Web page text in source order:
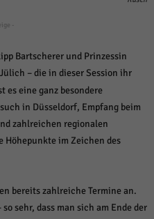
-
Bartscherer und Prinzessin
– die in dieser Session ihr
es eine ganz besondere
in Düsseldorf, Empfang beim
zahlreichen regionalen
im Zeichen des
bereits zahlreiche Termine an.
sehr, dass man sich am Ende der
Funktionen und sind für die
anonym. Diese Informationen helfen